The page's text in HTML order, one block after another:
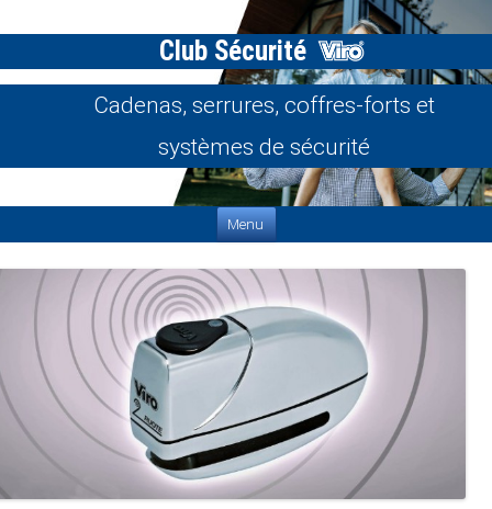
Club Sécurité
Cadenas, serrures, coffres-forts et
systèmes de sécurité
Menu